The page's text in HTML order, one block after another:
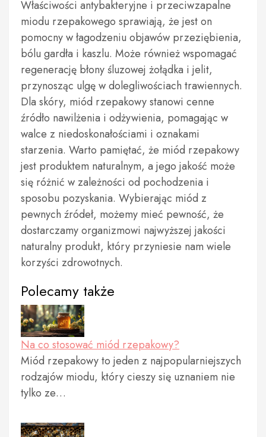
Właściwości antybakteryjne i przeciwzapalne
miodu rzepakowego sprawiają, że jest on
pomocny w łagodzeniu objawów przeziębienia,
bólu gardła i kaszlu. Może również wspomagać
regenerację błony śluzowej żołądka i jelit,
przynosząc ulgę w dolegliwościach trawiennych.
Dla skóry, miód rzepakowy stanowi cenne
źródło nawilżenia i odżywienia, pomagając w
walce z niedoskonałościami i oznakami
starzenia. Warto pamiętać, że miód rzepakowy
jest produktem naturalnym, a jego jakość może
się różnić w zależności od pochodzenia i
sposobu pozyskania. Wybierając miód z
pewnych źródeł, możemy mieć pewność, że
dostarczamy organizmowi najwyższej jakości
naturalny produkt, który przyniesie nam wiele
korzyści zdrowotnych.
Polecamy także
Na co stosować miód rzepakowy?
Miód rzepakowy to jeden z najpopularniejszych
rodzajów miodu, który cieszy się uznaniem nie
tylko ze…